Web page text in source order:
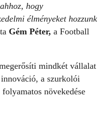
hogy
élményeket hozzunk
Gém Péter, a Football
mindkét vállalat
a szurkolói
növekedése